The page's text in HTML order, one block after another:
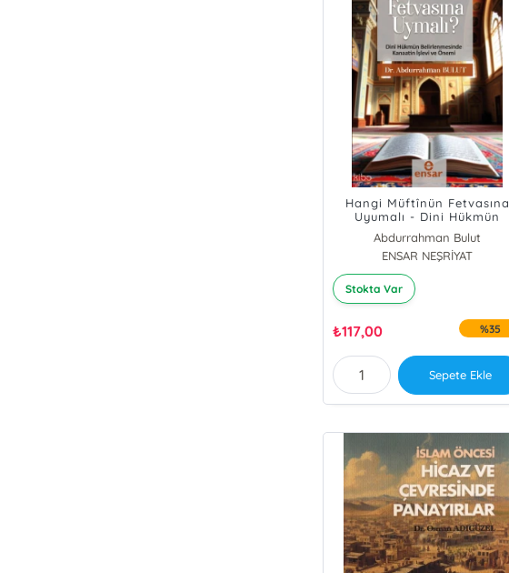
Hangi Müftînün Fetvasına
Uyumalı - Dini Hükmün
Belirlenmesinde Kanaatin
İşlev ve Önemi
Abdurrahman Bulut
ENSAR NEŞRİYAT
Stokta Var
₺117,00 %35
Sepete Ekle